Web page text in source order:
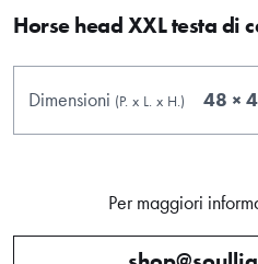
Horse head XXL testa di
Dimensioni (P. x L. x H.) 48 ×
Per maggiori